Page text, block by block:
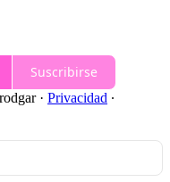
Suscribirse
· Privacidad ∙